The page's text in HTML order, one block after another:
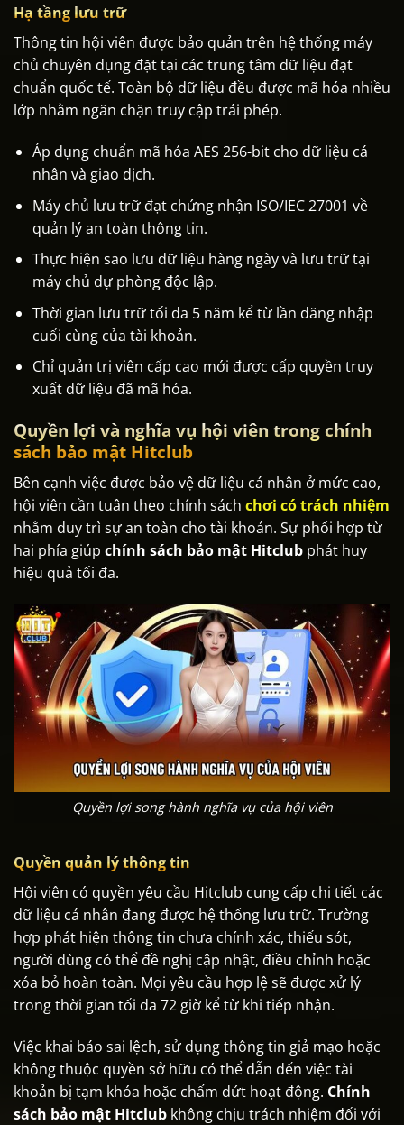
Hạ tầng lưu trữ
Thông tin hội viên được bảo quản trên hệ thống máy
chủ chuyên dụng đặt tại các trung tâm dữ liệu đạt
chuẩn quốc tế. Toàn bộ dữ liệu đều được mã hóa nhiều
lớp nhằm ngăn chặn truy cập trái phép.
Áp dụng chuẩn mã hóa AES 256-bit cho dữ liệu cá
nhân và giao dịch.
Máy chủ lưu trữ đạt chứng nhận ISO/IEC 27001 về
quản lý an toàn thông tin.
Thực hiện sao lưu dữ liệu hàng ngày và lưu trữ tại
máy chủ dự phòng độc lập.
Thời gian lưu trữ tối đa 5 năm kể từ lần đăng nhập
cuối cùng của tài khoản.
Chỉ quản trị viên cấp cao mới được cấp quyền truy
xuất dữ liệu đã mã hóa.
Quyền lợi và nghĩa vụ hội viên trong chính
sách bảo mật Hitclub
Bên cạnh việc được bảo vệ dữ liệu cá nhân ở mức cao,
hội viên cần tuân theo chính sách chơi có trách nhiệm
nhằm duy trì sự an toàn cho tài khoản. Sự phối hợp từ
hai phía giúp chính sách bảo mật Hitclub phát huy
hiệu quả tối đa.
Quyền lợi song hành nghĩa vụ của hội viên
Quyền quản lý thông tin
Hội viên có quyền yêu cầu Hitclub cung cấp chi tiết các
dữ liệu cá nhân đang được hệ thống lưu trữ. Trường
hợp phát hiện thông tin chưa chính xác, thiếu sót,
người dùng có thể đề nghị cập nhật, điều chỉnh hoặc
xóa bỏ hoàn toàn. Mọi yêu cầu hợp lệ sẽ được xử lý
trong thời gian tối đa 72 giờ kể từ khi tiếp nhận.
Việc khai báo sai lệch, sử dụng thông tin giả mạo hoặc
không thuộc quyền sở hữu có thể dẫn đến việc tài
khoản bị tạm khóa hoặc chấm dứt hoạt động. Chính
sách bảo mật Hitclub không chịu trách nhiệm đối với